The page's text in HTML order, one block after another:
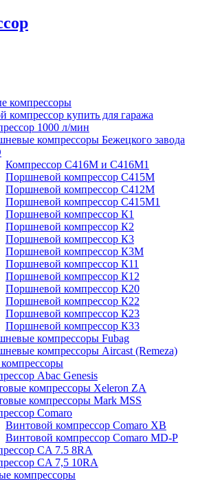
компрессоры
компрессор купить для гаража
1000 л/мин
компрессоры Бежецкого завода
Компрессор С416М и С416М1
Поршневой компрессор С415М
Поршневой компрессор С412М
Поршневой компрессор С415М1
Поршневой компрессор К1
Поршневой компрессор К2
Поршневой компрессор К3
Поршневой компрессор К3М
Поршневой компрессор К11
Поршневой компрессор К12
Поршневой компрессор К20
Поршневой компрессор К22
Поршневой компрессор К23
Поршневой компрессор К33
компрессоры Fubag
компрессоры Aircast (Remeza)
Abac Genesis
компрессоры Xeleron ZA
компрессоры Mark MSS
Comaro
Винтовой компрессор Comaro XB
Винтовой компрессор Comaro MD-P
CA 7.5 8RA
CA 7,5 10RA
компрессоры